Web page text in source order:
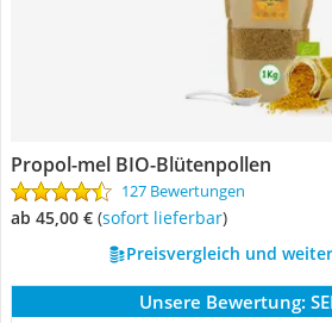
Propol-mel BIO-Blütenpollen
127 Bewertungen
ab 45,00 € ( Sofort lieferbar)
Preisvergleich und
Unsere Bewertung: